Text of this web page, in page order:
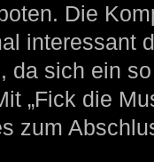
Die
interessant
da sich ein
„Fick die
zum